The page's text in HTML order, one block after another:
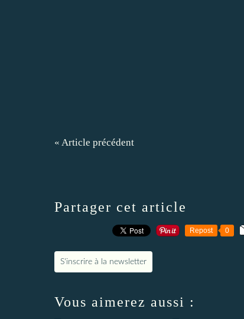
« Article précédent
Partager cet article
Repost 0
S'inscrire à la newsletter
Vous aimerez aussi :